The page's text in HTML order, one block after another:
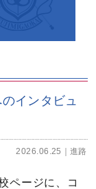
インタビュ
2026.06.25 進路
ページに、コ